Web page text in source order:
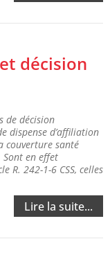
décision
de décision
dispense d’affiliation
couverture santé
Sont en effet
R. 242-1-6 CSS, celles
Lire la suite...